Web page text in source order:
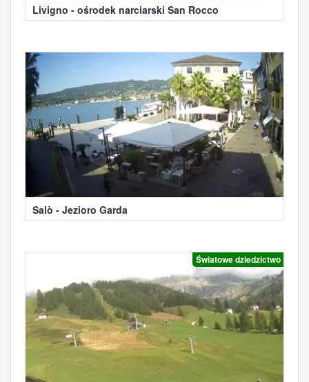
Livigno - ośrodek narciarski San Rocco
Salò - Jezioro Garda
Światowe dziedzictwo